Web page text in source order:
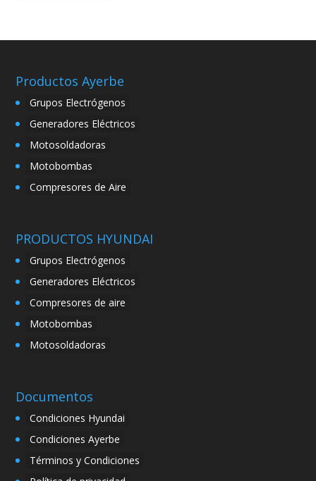
Productos Ayerbe
Grupos Electrógenos
Generadores Eléctricos
Motosoldadoras
Motobombas
Compresores de Aire
PRODUCTOS HYUNDAI
Grupos Electrógenos
Generadores Eléctricos
Compresores de aire
Motobombas
Motosoldadoras
Documentos
Condiciones Hyundai
Condiciones Ayerbe
Términos y Condiciones